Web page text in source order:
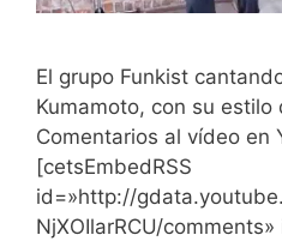
El grupo Funkist
Kumamoto, con su estilo
Comentarios al vídeo en
[cetsEmbedRSS
id=»http://
NjXOIlarRCU/